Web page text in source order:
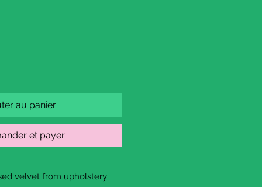
au panier
et payer
velvet from upholstery